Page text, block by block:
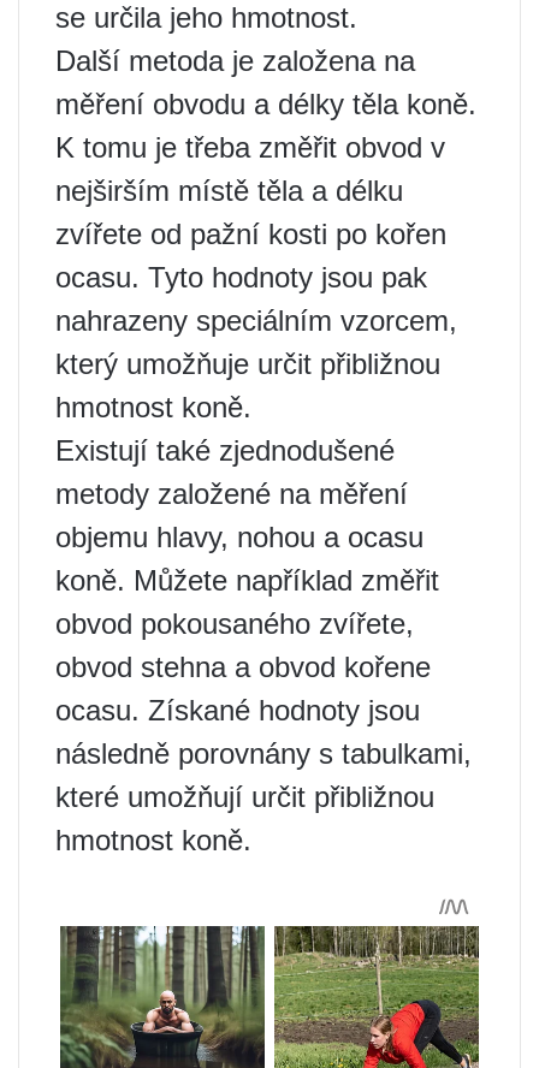
se určila jeho hmotnost.
Další metoda je založena na
měření obvodu a délky těla koně.
K tomu je třeba změřit obvod v
nejširším místě těla a délku
zvířete od pažní kosti po kořen
ocasu. Tyto hodnoty jsou pak
nahrazeny speciálním vzorcem,
který umožňuje určit přibližnou
hmotnost koně.
Existují také zjednodušené
metody založené na měření
objemu hlavy, nohou a ocasu
koně. Můžete například změřit
obvod pokousaného zvířete,
obvod stehna a obvod kořene
ocasu. Získané hodnoty jsou
následně porovnány s tabulkami,
které umožňují určit přibližnou
hmotnost koně.